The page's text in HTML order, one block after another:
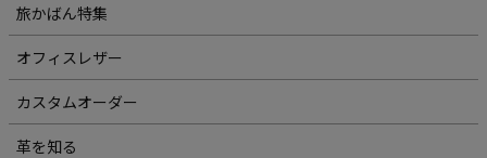
旅かばん特集
オフィスレザー
カスタムオーダー
革を知る